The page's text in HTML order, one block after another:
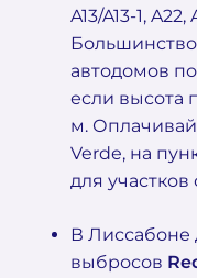
A13/A13-1,
автодомов
если высота
м.
Verde, на
для
В Лиссабоне
выбросов